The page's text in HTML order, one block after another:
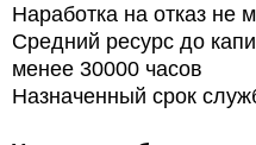
Наработка на отказ не
Средний ресурс до
менее 30000 часов
Назначенный срок